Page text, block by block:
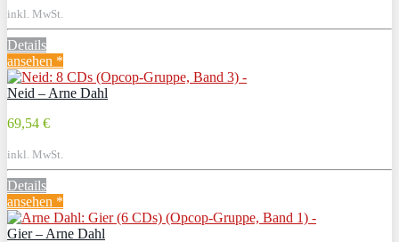
inkl. MwSt.
Details
ansehen *
Neid – Arne Dahl
69,54 €
inkl. MwSt.
Details
ansehen *
Gier – Arne Dahl